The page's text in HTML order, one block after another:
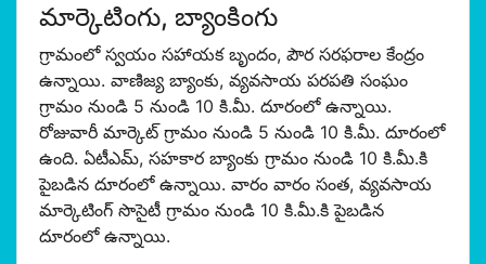
మార్కెటింగు, బ్యాంకింగు
గ్రామంలో స్వయం సహాయక బృందం, పౌర సరఫరాల కేంద్రం
ఉన్నాయి. వాణిజ్య బ్యాంకు, వ్యవసాయ పరపతి సంఘం
గ్రామం నుండి 5 నుండి 10 కి.మీ. దూరంలో ఉన్నాయి.
రోజువారీ మార్కెట్ గ్రామం నుండి 5 నుండి 10 కి.మీ. దూరంలో
ఉంది. ఏటీఎమ్, సహకార బ్యాంకు గ్రామం నుండి 10 కి.మీ.కి
పైబడిన దూరంలో ఉన్నాయి. వారం వారం సంత, వ్యవసాయ
మార్కెటింగ్ సొసైటీ గ్రామం నుండి 10 కి.మీ.కి పైబడిన
దూరంలో ఉన్నాయి.